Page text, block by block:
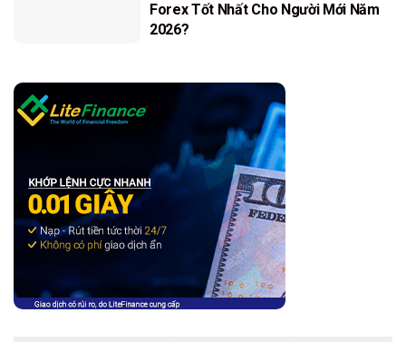
Forex Tốt Nhất Cho Người Mới Năm
2026?